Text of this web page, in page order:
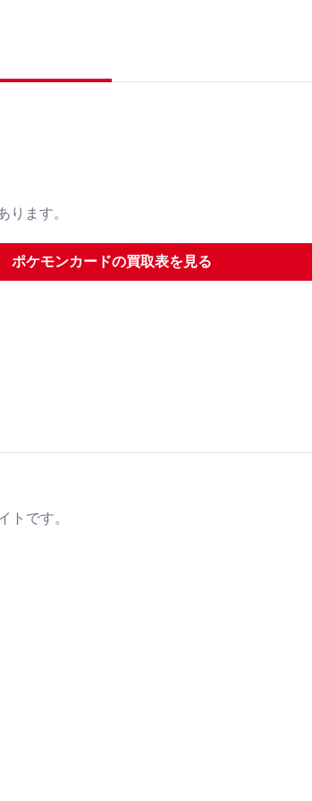
ます。
ポケモンカードの買取表を見る
です。